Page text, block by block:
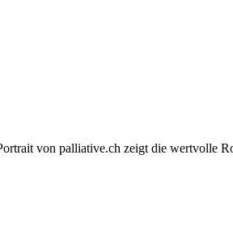
von palliative.ch zeigt die wertvolle